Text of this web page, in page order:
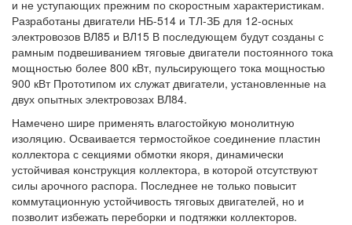
и не уступающих прежним по скоростным характеристикам.
Разработаны двигатели НБ-514 и ТЛ-ЗБ для 12-осных
электровозов ВЛ85 и ВЛ15 В последующем будут созданы с
рамным подвешиванием тяговые двигатели постоянного тока
мощностью более 800 кВт, пульсирующего тока мощностью
900 кВт Прототипом их служат двигатели, установленные на
двух опытных электровозах ВЛ84.
Намечено шире применять влагостойкую монолитную
изоляцию. Осваивается термостойкое соединение пластин
коллектора с секциями обмотки якоря, динамически
устойчивая конструкция коллектора, в которой отсутствуют
силы арочного распора. Последнее не только повысит
коммутационную устойчивость тяговых двигателей, но и
позволит избежать переборки и подтяжки коллекторов.